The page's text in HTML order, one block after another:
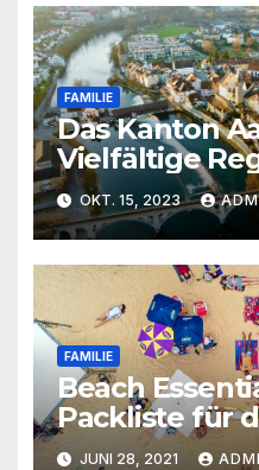
FAMILIE
Das Kanton
Vielfältige
Schweiz
OKT. 15, 2023
FAMILIE
Beach
Packliste für
JUNI 28, 2021